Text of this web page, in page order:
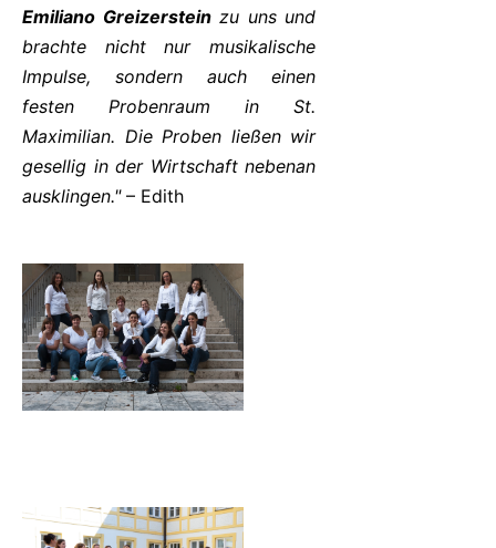
Emiliano Greizersteinzu uns und
brachte nicht nur musikalische
Impulse, sondern auch einen
festen Probenraum in St.
Maximilian. Die Proben ließen wir
gesellig in der Wirtschaft nebenan
ausklingen."– Edith